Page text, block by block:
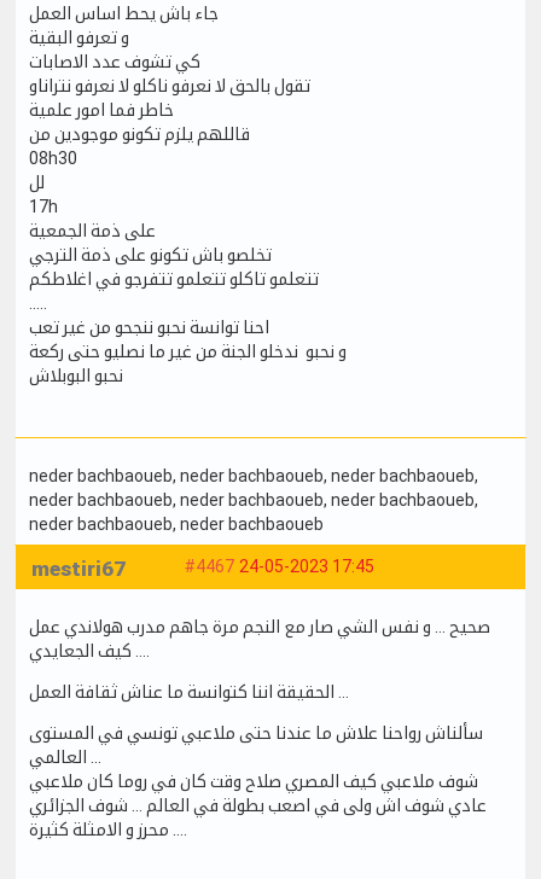
جاء باش يحط اساس العمل
و تعرفو البقية
كي تشوف عدد الاصابات
تقول بالحق لا نعرفو ناكلو لا نعرفو نتراناو
خاطر فما امور علمية
قاللهم يلزم تكونو موجودين من
08h30
لل
17h
على ذمة الجمعية
تخلصو باش تكونو على ذمة الترجي
تتعلمو تاكلو تتعلمو تتفرجو في اغلاطكم
احنا توانسة نحبو ننجحو من غير تعب
و نحبو ندخلو الجنة من غير ما نصليو حتى ركعة
نحبو البوبلاش
neder bachbaoueb, neder bachbaoueb, neder bachbaoueb,
neder bachbaoueb, neder bachbaoueb, neder bachbaoueb,
neder bachbaoueb, neder bachbaoueb
#4467 24-05-2023 17:45
mestiri67
صحيح … و نفس الشي صار مع النجم مرة جاهم مدرب هولاندي عمل
سألناش رواحنا علاش ما عندنا حتى ملاعبي تونسي في المستوى
شوف ملاعبي كيف المصري صلاح وقت كان في روما كان ملاعبي
عادي شوف اش ولى في اصعب بطولة في العالم … شوف الجزائري